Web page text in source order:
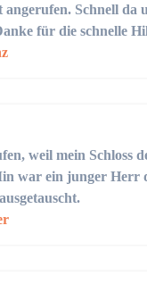
angerufen. Schnell da
für die schnelle
weil mein Schloss
war ein junger Herr